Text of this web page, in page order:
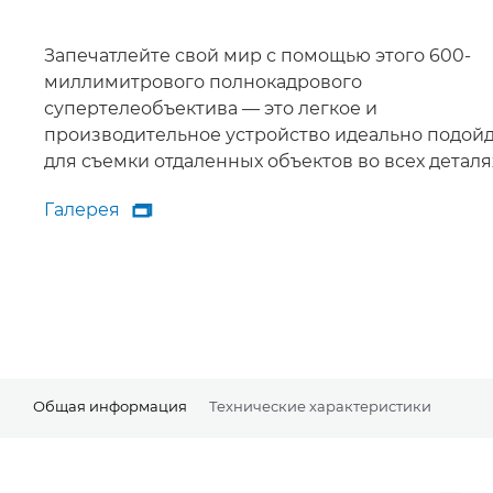
Запечатлейте свой мир с помощью этого 600-
миллимитрового полнокадрового
супертелеобъектива — это легкое и
производительное устройство идеально
для съемки отдаленных объектов во всех
Галерея
Галерея

Общая информация Технические характеристики